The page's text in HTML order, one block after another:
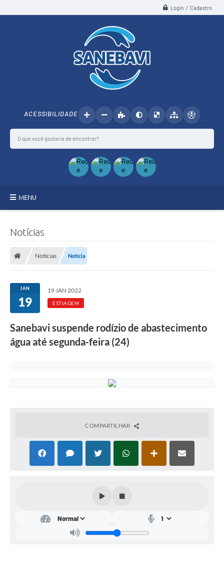
Login / Cadastro
ACESSIBILIDADE
MENU
ÁGUA
COMPRAS E LICITAÇÕES
CONTATOS
Notícias
Notícias Notícia
JAN
19
19 JAN 2022
ESTIAGEM
Sanebavi suspende rodízio de abastecimento
água até segunda-feira (24)
COMPARTILHAR